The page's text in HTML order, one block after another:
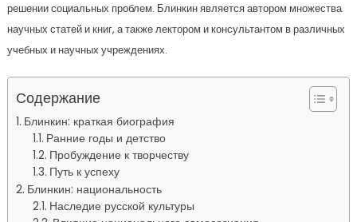
решении социальных проблем. Блинкин является автором множества
научных статей и книг, а также лектором и консультантом в различных
учебных и научных учреждениях.
Содержание
Блинкин: краткая биография
Ранние годы и детство
Пробуждение к творчеству
Путь к успеху
Блинкин: национальность
Наследие русской культуры